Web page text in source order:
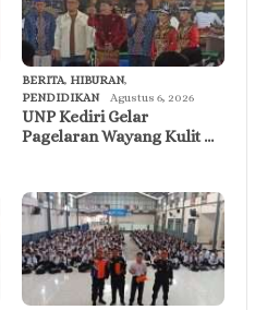
BERITA, HIBURAN,
PENDIDIKAN
Agustus 6, 2026
UNP Kediri Gelar
Pagelaran Wayang Kulit …